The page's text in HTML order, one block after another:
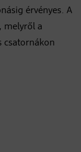
érvényes. A
melyről a
csatornákon